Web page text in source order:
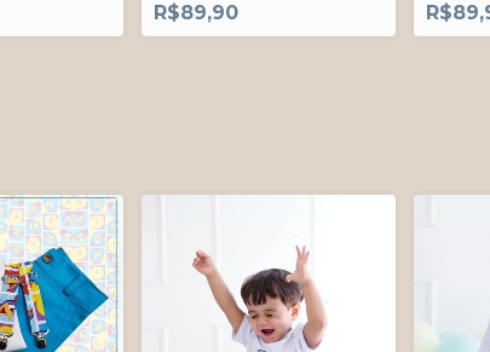
R$89,90